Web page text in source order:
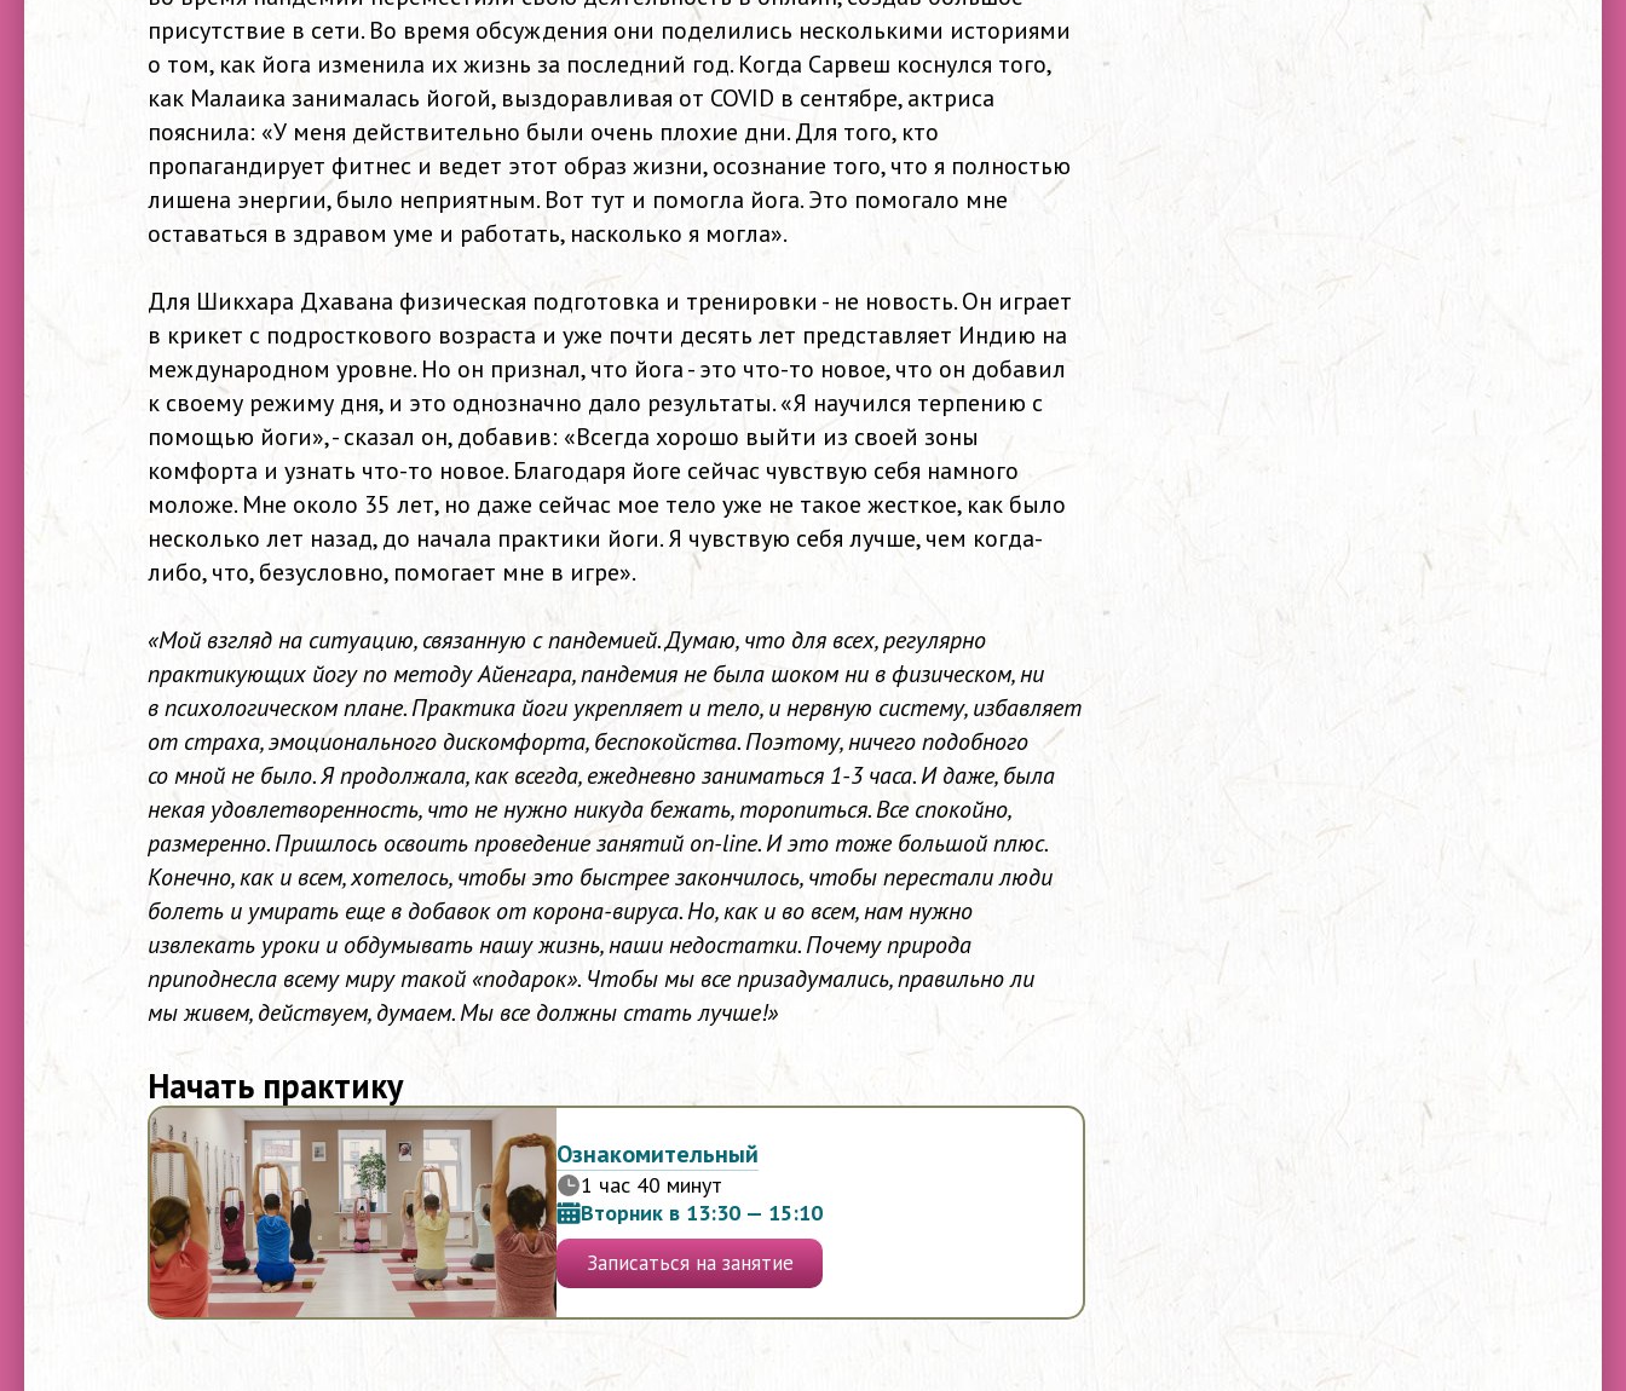
присутствие в сети. Во время обсуждения они поделились несколькими историями
о том, как йога изменила их жизнь за последний год. Когда Сарвеш коснулся того,
как Малаика занималась йогой, выздоравливая от COVID в сентябре, актриса
пояснила: «У меня действительно были очень плохие дни. Для того, кто
пропагандирует фитнес и ведет этот образ жизни, осознание того, что я полностью
лишена энергии, было неприятным. Вот тут и помогла йога. Это помогало мне
оставаться в здравом уме и работать, насколько я могла».
Для Шикхара Дхавана физическая подготовка и тренировки - не новость. Он играет
в крикет с подросткового возраста и уже почти десять лет представляет Индию на
международном уровне. Но он признал, что йога - это что-то новое, что он добавил
к своему режиму дня, и это однозначно дало результаты. «Я научился терпению с
помощью йоги», - сказал он, добавив: «Всегда хорошо выйти из своей зоны
комфорта и узнать что-то новое. Благодаря йоге сейчас чувствую себя намного
моложе. Мне около 35 лет, но даже сейчас мое тело уже не такое жесткое, как было
несколько лет назад, до начала практики йоги. Я чувствую себя лучше, чем когда-
либо, что, безусловно, помогает мне в игре».
«Мой взгляд на ситуацию, связанную с пандемией. Думаю, что для всех, регулярно
практикующих йогу по методу Айенгара, пандемия не была шоком ни в физическом, ни
в психологическом плане. Практика йоги укрепляет и тело, и нервную систему, избавляет
от страха, эмоционального дискомфорта, беспокойства. Поэтому, ничего подобного
со мной не было. Я продолжала, как всегда, ежедневно заниматься 1-3 часа. И даже, была
некая удовлетворенность, что не нужно никуда бежать, торопиться. Все спокойно,
размеренно. Пришлось освоить проведение занятий on-line. И это тоже большой плюс.
Конечно, как и всем, хотелось, чтобы это быстрее закончилось, чтобы перестали люди
болеть и умирать еще в добавок от корона-вируса. Но, как и во всем, нам нужно
извлекать уроки и обдумывать нашу жизнь, наши недостатки. Почему природа
приподнесла всему миру такой «подарок». Чтобы мы все призадумались, правильно ли
мы живем, действуем, думаем. Мы все должны стать лучше!»
Начать практику
Ознакомительный
1 час 40 минут
Вторник в 13:30 — 15:10
Записаться на занятие